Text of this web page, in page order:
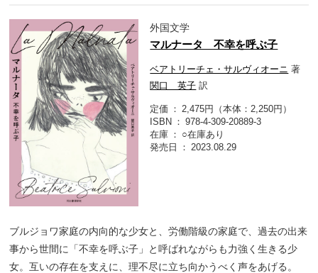
外国文学
マルナータ 不幸を呼ぶ子
ベアトリーチェ・サルヴィオーニ 著
関口 英子 訳
定価
2,475円（本体：2,250円）
ISBN
978-4-309-20889-3
在庫
○在庫あり
発売日
2023.08.29
ブルジョワ家庭の内向的な少女と、労働階級の家庭で、過去の出来
事から世間に「不幸を呼ぶ子」と呼ばれながらも力強く生きる少
女。互いの存在を支えに、理不尽に立ち向かうべく声をあげる。